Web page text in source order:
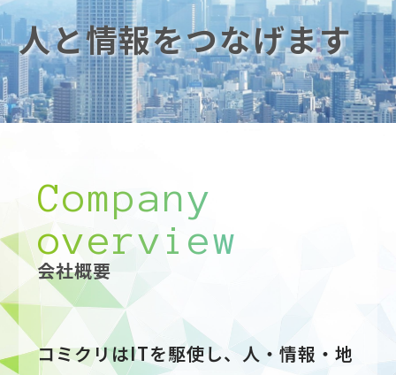
人と情報をつなげます
Company
overview
会社概要
コミクリはITを駆使し、人・情報・地